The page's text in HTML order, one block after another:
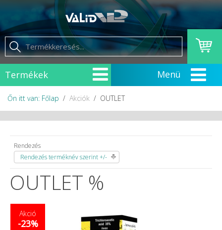
Termékek
Őn itt van: Főlap Akciók OUTLET
Rendezés
Rendezés terméknév szerint +/-
OUTLET %
Akció
-23%